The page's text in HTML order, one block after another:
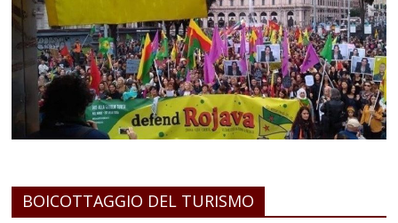
BOICOTTAGGIO DEL TURISMO